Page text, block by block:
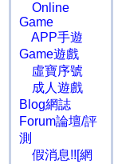
Online
Game
APP手遊
Game遊戲
虛寶序號
成人遊戲
Blog網誌
Forum論壇/評
測
假消息!![網